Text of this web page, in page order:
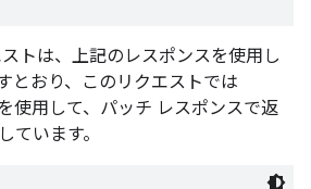
トは、上記のレスポンスを使用し
とおり、このリクエストでは
使用して、パッチ レスポンスで返
ています。